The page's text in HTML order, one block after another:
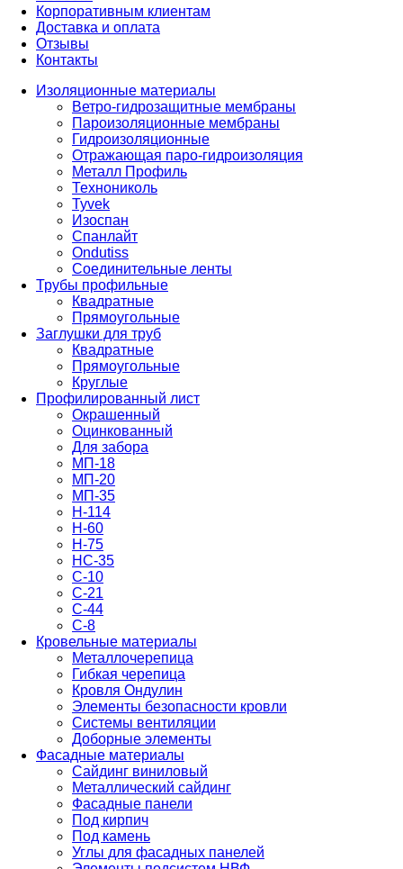
Корпоративным клиентам
Доставка и оплата
Отзывы
Контакты
Изоляционные материалы
Ветро-гидрозащитные мембраны
Пароизоляционные мембраны
Гидроизоляционные
Отражающая паро-гидроизоляция
Металл Профиль
Технониколь
Tyvek
Изоспан
Спанлайт
Ondutiss
Соединительные ленты
Трубы профильные
Квадратные
Прямоугольные
Заглушки для труб
Квадратные
Прямоугольные
Круглые
Профилированный лист
Окрашенный
Оцинкованный
Для забора
МП-18
МП-20
МП-35
Н-114
Н-60
Н-75
НС-35
С-10
С-21
С-44
С-8
Кровельные материалы
Металлочерепица
Гибкая черепица
Кровля Ондулин
Элементы безопасности кровли
Системы вентиляции
Доборные элементы
Фасадные материалы
Сайдинг виниловый
Металлический сайдинг
Фасадные панели
Под кирпич
Под камень
Углы для фасадных панелей